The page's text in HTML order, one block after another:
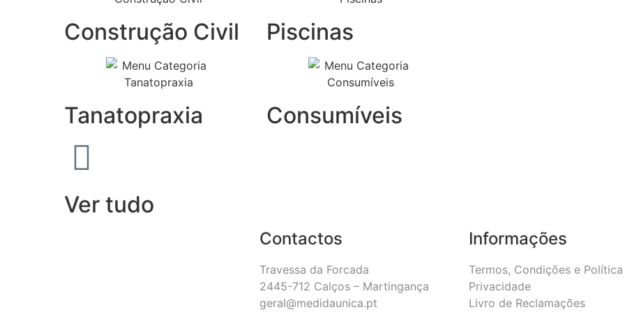
Construção Civil Piscinas
Tanatopraxia Consumíveis
Ver tudo
Contactos
Travessa da Forcada
2445-712 Calços – Martingança
geral@medidaunica.pt
Informações
Termos, Condições e
Privacidade
Livro de Reclamações